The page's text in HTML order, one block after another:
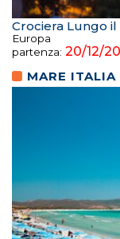
Crociera Lungo
Europa
partenza: 20/12/
MARE ITALIA